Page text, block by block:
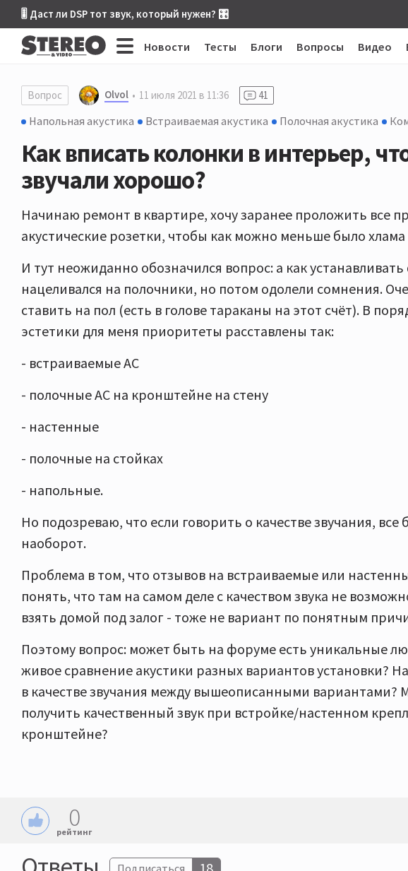
🎚 Даст ли DSP тот звук, который нужен? 🎛
Новости Тесты Блоги Вопросы Видео
Вопрос Olvol 11 июля 2021 в 11:36 41
Напольная акустика Встраиваемая акустика Полочная акустика
Как вписать колонки в интерьер,
звучали хорошо?
Начинаю ремонт в квартире, хочу заранее проложить все
акустические розетки, чтобы как можно меньше было хлама
И тут неожиданно обозначился вопрос: а как
нацеливался на полочники, но потом одолели сомнения.
ставить на пол (есть в голове тараканы на этот счёт). В
эстетики для меня приоритеты расставлены так:
- встраиваемые АС
- полочные АС на кронштейне на стену
- настенные
- полочные на стойках
- напольные.
Но подозреваю, что если говорить о качестве звучания, все
наоборот.
Проблема в том, что отзывов на встраиваемые или
понять, что там на самом деле с качеством звука не
взять домой под залог - тоже не вариант по понятным
Поэтому вопрос: может быть на форуме есть уникальные
живое сравнение акустики разных вариантов установки?
в качестве звучания между вышеописанными
получить качественный звук при встройке/настенном
кронштейне?
0
рейтинг
Подписаться